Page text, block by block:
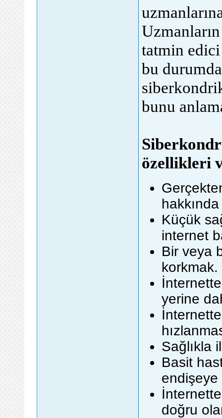
tatmin
bu
bunu
özellikleri
Küçük
internet
Bir veya
korkmak.
yerine
Sağlıkla
Basit
doğru